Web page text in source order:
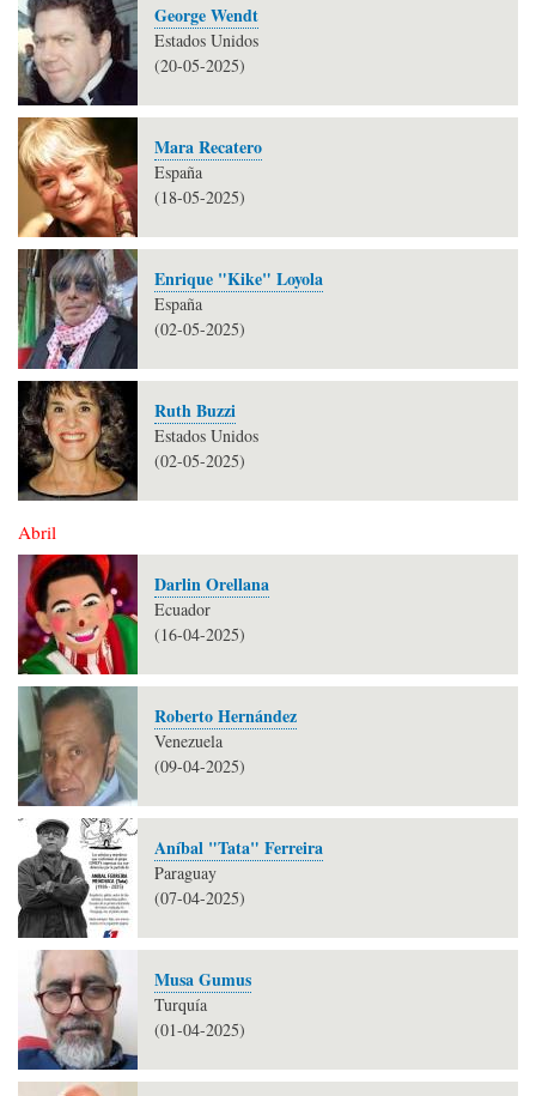
George Wendt
Estados Unidos
(20-05-2025)
Mara Recatero
España
(18-05-2025)
Enrique "Kike" Loyola
España
(02-05-2025)
Ruth Buzzi
Estados Unidos
(02-05-2025)
Abril
Darlin Orellana
Ecuador
(16-04-2025)
Roberto Hernández
Venezuela
(09-04-2025)
Aníbal "Tata" Ferreira
Paraguay
(07-04-2025)
Musa Gumus
Turquía
(01-04-2025)